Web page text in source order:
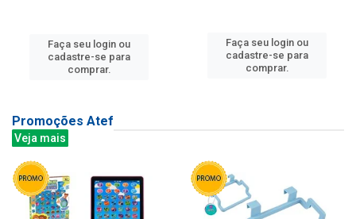
Faça seu login ou
cadastre-se para
comprar.
Faça seu login ou
cadastre-se para
comprar.
Promoções Atef
Veja mais